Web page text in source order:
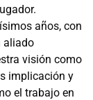
años, con
aliado
visión como
implicación y
el trabajo en